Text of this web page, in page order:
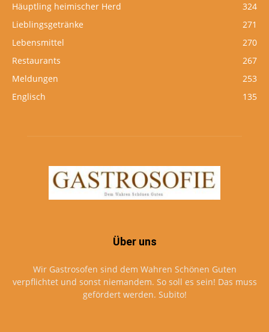
Häuptling heimischer Herd
324
Lieblingsgetränke
271
Lebensmittel
270
Restaurants
267
Meldungen
253
Englisch
135
Über uns
Wir Gastrosofen sind dem Wahren Schönen Guten
verpflichtet und sonst niemandem. So soll es sein! Das muss
gefördert werden. Subito!